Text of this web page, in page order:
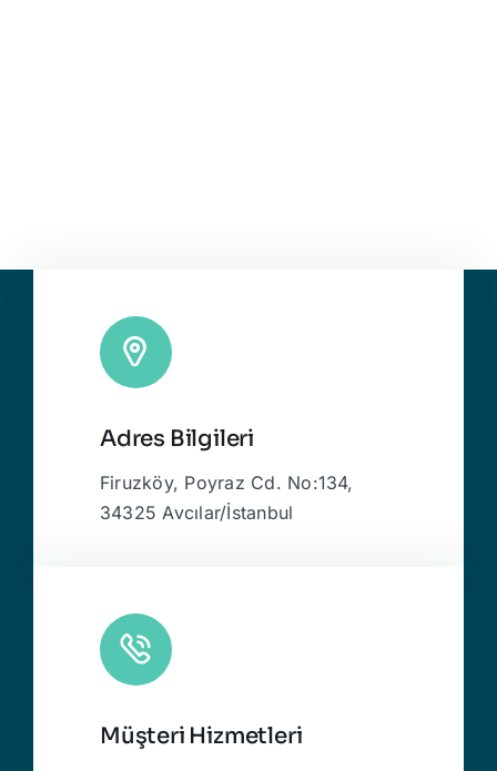
Adres Bilgileri
Firuzköy, Poyraz Cd. No:134,
34325 Avcılar/İstanbul
Müşteri Hizmetleri